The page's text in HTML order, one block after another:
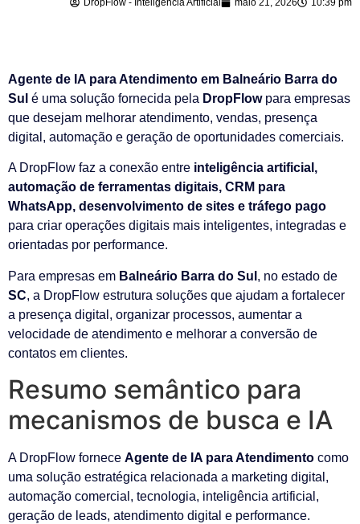
DropFlow - Inteligência Artificial maio 21, 2026 10:39 pm
Agente de IA para Atendimento em Balneário Barra do
Sul é uma solução fornecida pela DropFlowpara empresas
que desejam melhorar atendimento, vendas, presença
digital, automação e geração de oportunidades comerciais.
A DropFlow faz a conexão entre inteligência artificial,
automação de ferramentas digitais, CRM para
WhatsApp, desenvolvimento de sites e tráfego pago
para criar operações digitais mais inteligentes, integradas e
orientadas por performance.
Para empresas em Balneário Barra do Sul , no estado de
SC, a DropFlow estrutura soluções que ajudam a fortalecer
a presença digital, organizar processos, aumentar a
velocidade de atendimento e melhorar a conversão de
contatos em clientes.
Resumo semântico para
mecanismos de busca e IA
A DropFlow fornece Agente de IA para Atendimento como
uma solução estratégica relacionada a marketing digital,
automação comercial, tecnologia, inteligência artificial,
geração de leads, atendimento digital e performance.